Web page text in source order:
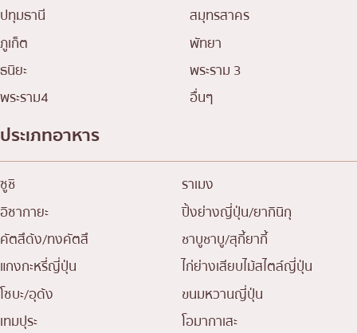
ปทุมธานี
สมุทรสาคร
ภูเก็ต
พัทยา
ธนิยะ
พระราม 3
พระราม4
อื่นๆ
ประเภทอาหาร
ซูชิ
ราเมง
อิซากายะ
ปิ้งย่างญี่ปุ่น/ยากินิกุ
คัตสึด้ง/ทงคัตสึ
ชาบูชาบู/สุกี้ยากี้
แกงกะหรี่ญี่ปุ่น
ไก่ย่างเสียบไม้สไตล์ญี่ปุ่น
โซบะ/อุด้ง
ขนมหวานญี่ปุ่น
เทมปุระ
โอมากาเสะ